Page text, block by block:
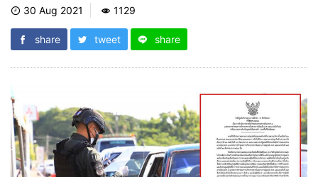
30 Aug 2021 1129
share tweet share